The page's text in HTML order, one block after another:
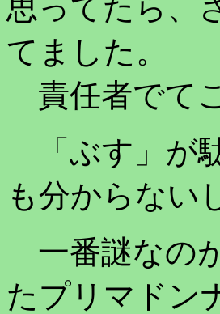
思ってたら、
てました。
責任者でて
「ぶす」が
も分からない
一番謎なの
たプリマドン